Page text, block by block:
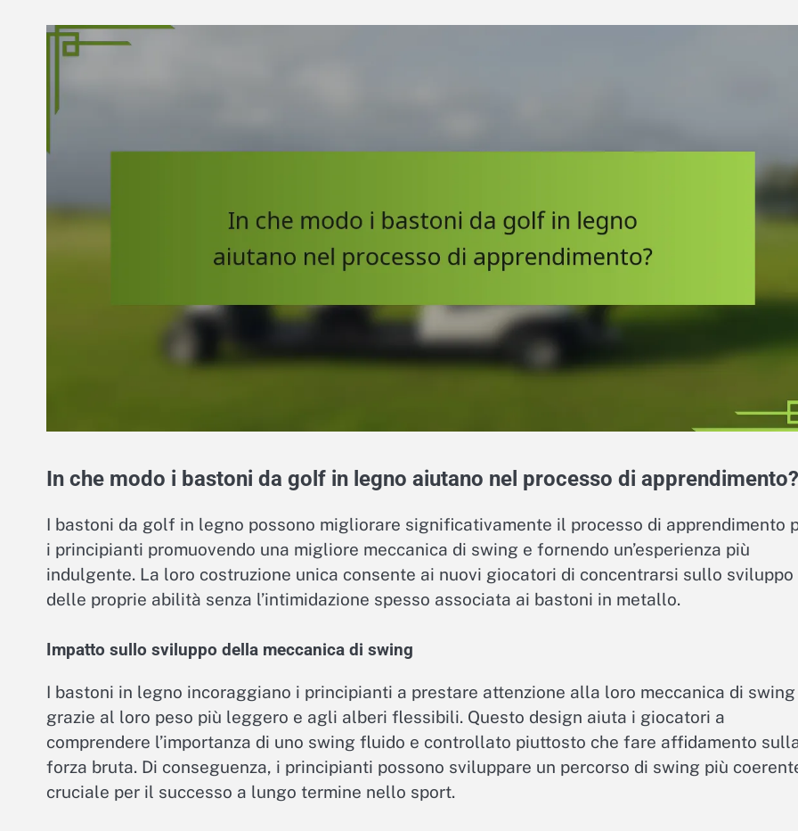
In che modo i bastoni da golf in legno aiutano nel processo di apprendimento?
I bastoni da golf in legno possono migliorare significativamente il processo di apprendimento
i principianti promuovendo una migliore meccanica di swing e fornendo un’esperienza più
indulgente. La loro costruzione unica consente ai nuovi giocatori di concentrarsi sullo sviluppo
delle proprie abilità senza l’intimidazione spesso associata ai bastoni in metallo.
Impatto sullo sviluppo della meccanica di swing
I bastoni in legno incoraggiano i principianti a prestare attenzione alla loro meccanica di swing
grazie al loro peso più leggero e agli alberi flessibili. Questo design aiuta i giocatori a
comprendere l’importanza di uno swing fluido e controllato piuttosto che fare affidamento
forza bruta. Di conseguenza, i principianti possono sviluppare un percorso di swing più
cruciale per il successo a lungo termine nello sport.